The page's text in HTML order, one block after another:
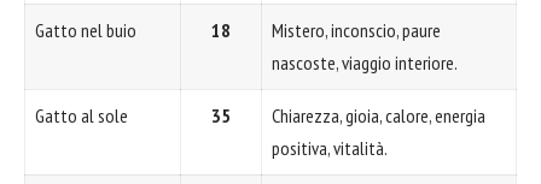
Gatto nel buio 18
Mistero, inconscio, paure
nascoste, viaggio interiore.
Gatto al sole 35
Chiarezza, gioia, calore, energia
positiva, vitalità.